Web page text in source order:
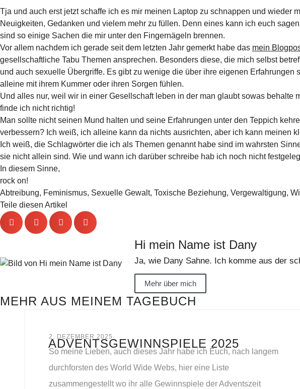
Tja und auch erst jetzt schaffe ich es mir meinen Laptop zu schnappen und
Neuigkeiten, Gedanken und vielem mehr zu füllen. Denn eines kann ich euch
sind so einige Sachen die mir unter den Fingernägeln brennen.
Vor allem nachdem ich gerade seit dem letzten Jahr gemerkt habe das mein
gesellschaftliche Tabu Themen ansprechen. Besonders diese, die mich selbst
und auch sexuelle Übergriffe. Es gibt zu wenige die über ihre eigenen
alleine mit ihrem Kummer oder ihren Sorgen fühlen.
Und alles nur, weil wir in einer Gesellschaft leben in der man glaubt sowas
finde ich nicht richtig!
Man sollte nicht seinen Mund halten und seine Erfahrungen unter den Teppich
verbessern? Ich weiß, ich alleine kann da nichts ausrichten, aber ich kann meinen
Ich weiß, die Schlagwörter die ich als Themen genannt habe sind im wahrsten
sie nicht allein sind. Wie und wann ich darüber schreibe hab ich noch nicht
In diesem Sinne,
rock on!
Abtreibung, Feminismus, Sexuelle Gewalt, Toxische Beziehung, Vergewaltigung,
Teile diesen Artikel
Hi mein Name ist Dany
Ja, wie Dany Sahne. Ich komme aus der
Mehr über mich
MEHR AUS MEINEM TAGEBUCH
2. DEZEMBER 2025
ADVENTSGEWINNSPIELE 2025
So meine Lieben, auch dieses Jahr habe ich Euch, nach langem
durchforsten des World Wide Webs, hier eine Liste
zusammengestellt wo ihr alle Gewinnspiele der Adventszeit